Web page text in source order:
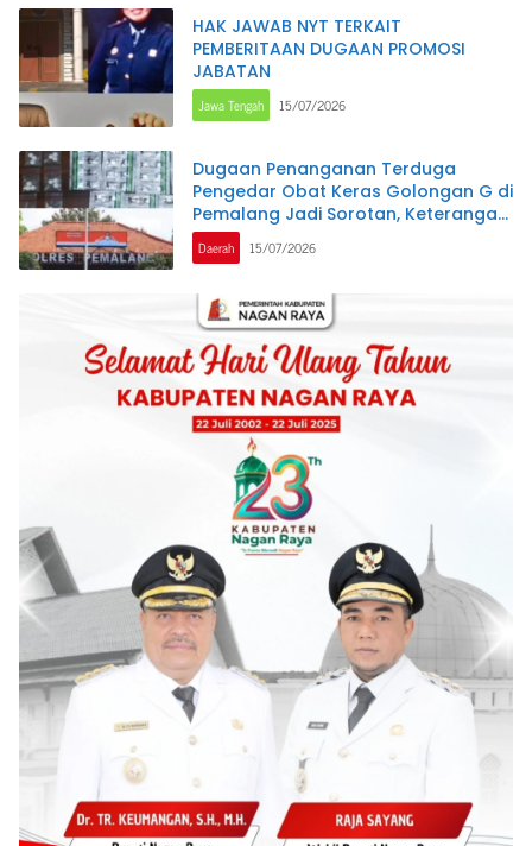
HAK JAWAB NYT TERKAIT
PEMBERITAAN DUGAAN PROMOSI
JABATAN
Jawa Tengah 15/07/2026
Dugaan Penanganan Terduga
Pengedar Obat Keras Golongan G di
Pemalang Jadi Sorotan, Keterangan
Polisi Berbeda dengan Rekaman
Video
Daerah 15/07/2026